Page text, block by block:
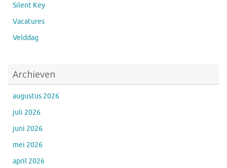
Silent Key
Vacatures
Velddag
Archieven
augustus 2026
juli 2026
juni 2026
mei 2026
april 2026